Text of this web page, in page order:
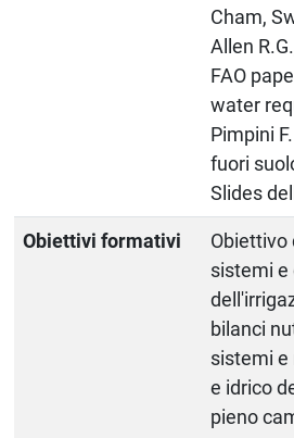
Cham,
Allen
FAO
water
Pimpini
fuori
Slides
Obiettivi formativi
Obiettivo
sistemi e
bilanci
sistemi
e idrico
pieno